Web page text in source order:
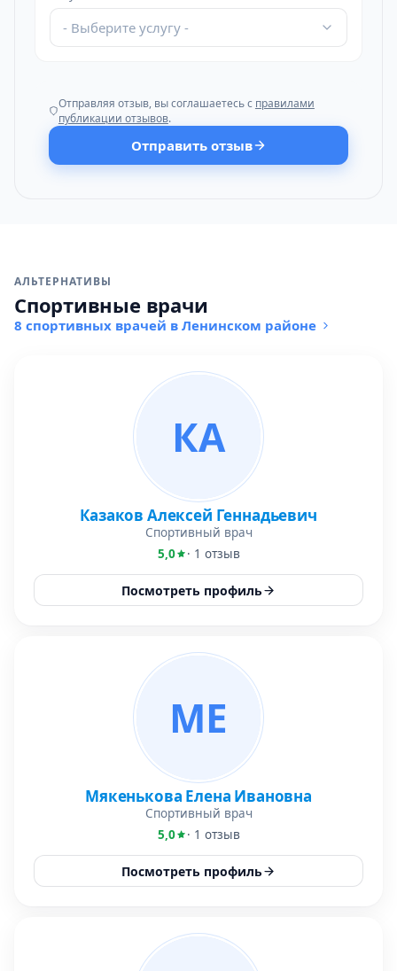
- Выберите услугу -
Отправляя отзыв, вы соглашаетесь с правилами
публикации отзывов.
Отправить отзыв
АЛЬТЕРНАТИВЫ
Спортивные врачи
8 спортивных врачей в Ленинском районе
КА
Казаков Алексей Геннадьевич
Спортивный врач
5,0
· 1 отзыв
Посмотреть профиль
МЕ
Мякенькова Елена Ивановна
Спортивный врач
5,0
· 1 отзыв
Посмотреть профиль